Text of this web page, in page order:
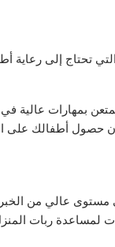
تحتاج إلى رعاية
بمهارات عالية في
حصول أطفالك على
عالي من
لمساعدة ربات